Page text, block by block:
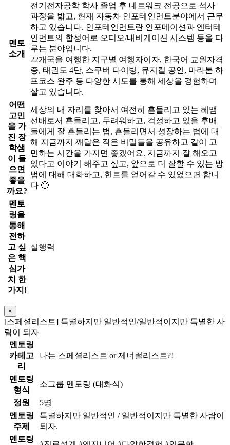
멘토
소개
전기전자공학 학사 졸업 후 네트워크 전공으로 석사
과정을 밟고, 현재 자동차 인포테인먼트분야에서 근무
하고 있습니다. 인포테인먼트란 인포메이션과 엔터테
인먼트의 합성어로 오디오/내비게이션 시스템 등을 다
루는 분야입니다.
22개국을 여행한 지구별 여행자이자, 한국어 교원자격
증, 태권도 4단, 스쿠버 다이빙, 뮤지컬 공연, 마라톤 하
프코스 완주 등 다양한 시도를 통해 세상을 경험하며
살고 있습니다.
어떤
고민
을 가
진 장
학샘
이 들
으면
좋을
까요?
세상의 내 자리를 찾아서 여전히 흔들리고 있는 헤맴
선배로서 흔들리고, 두려워하고, 걱정하고 있을 후배
들에게 잘 흔들리는 법, 흔들리면서 성장하는 법에 대
해 지금까지 깨달은 작은 비밀들을 공유하고 같이 고
민하는 시간을 가지면 좋겠어요. 지금까지 잘 해오고
있다고 이야기 해주고 싶고, 앞으로 더 잘할 수 있는 방
법에 대해 대화하고, 힌트를 얻어갈 수 있었으면 합니
다 🙂
멘토
링을
통해
전하
고 싶
은 핵
심가
치 한
가지!
실행력
×
[스페셜리스트] 특별하지만 일반적인/일반적이지만 특별한 사
람이 되자
멘토링
카테고
리
나는 스페셜리스트 or 제너럴리스트?!
멘토링
형식
소그룹 멘토링 (대화식)
정원
5명
멘토링
주제
특별하지만 일반적인 / 일반적이지만 특별한 사람이
되자.
멘토링